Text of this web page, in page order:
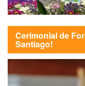
Cerimonial de
Santiago!